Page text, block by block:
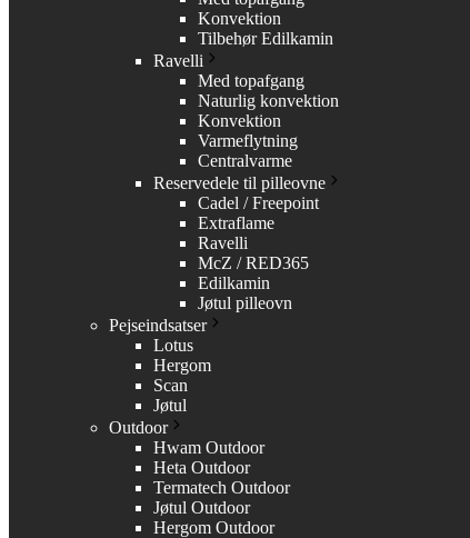
Konvektion
Tilbehør Edilkamin
Ravelli
Med topafgang
Naturlig konvektion
Konvektion
Varmeflytning
Centralvarme
Reservedele til pilleovne
Cadel / Freepoint
Extraflame
Ravelli
McZ / RED365
Edilkamin
Jøtul pilleovn
Pejseindsatser
Lotus
Hergom
Scan
Jøtul
Outdoor
Hwam Outdoor
Heta Outdoor
Termatech Outdoor
Jøtul Outdoor
Hergom Outdoor